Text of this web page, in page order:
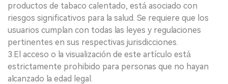
productos de tabaco calentado, está asociado con
riesgos significativos para la salud. Se requiere que los
usuarios cumplan con todas las leyes y regulaciones
pertinentes en sus respectivas jurisdicciones.
3.El acceso o la visualización de este artículo está
estrictamente prohibido para personas que no hayan
alcanzado la edad legal.